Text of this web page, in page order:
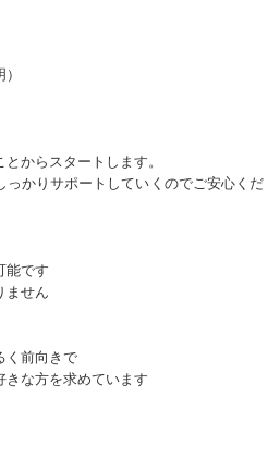
からスタートします。
っかりサポートしていくのでご安心くだ
能です
ません
く前向きで
きな方を求めています